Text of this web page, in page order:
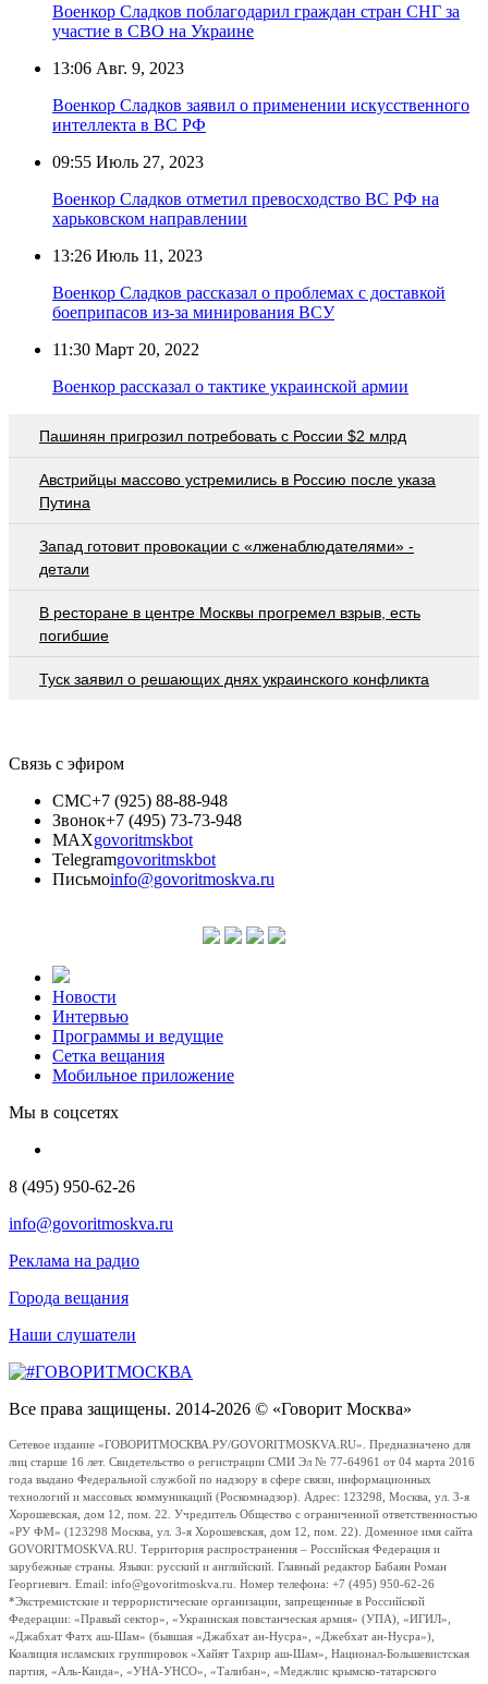
Военкор Сладков поблагодарил граждан стран СНГ за
участие в СВО на Украине
13:06 Авг. 9, 2023
Военкор Сладков заявил о применении искусственного
интеллекта в ВС РФ
09:55 Июль 27, 2023
Военкор Сладков отметил превосходство ВС РФ на
харьковском направлении
13:26 Июль 11, 2023
Военкор Сладков рассказал о проблемах с доставкой
боеприпасов из-за минирования ВСУ
11:30 Март 20, 2022
Военкор рассказал о тактике украинской армии
Пашинян пригрозил потребовать c России $2 млрд
Австрийцы массово устремились в Россию после указа
Путина
Запад готовит провокации с «лженаблюдателями» -
детали
В ресторане в центре Москвы прогремел взрыв, есть
погибшие
Туск заявил о решающих днях украинского конфликта
Связь с эфиром
СМС+7 (925) 88-88-948
Звонок+7 (495) 73-73-948
MAXgovoritmskbot
Telegramgovoritmskbot
Письмоinfo@govoritmoskva.ru
Новости
Интервью
Программы и ведущие
Сетка вещания
Мобильное приложение
Мы в соцсетях
8 (495) 950-62-26
info@govoritmoskva.ru
Реклама на радио
Города вещания
Наши слушатели
Все права защищены. 2014-2026 © «Говорит Москва»
Сетевое издание «ГОВОРИТМОСКВА.РУ/GOVORITMOSKVA.RU». Предназначено для
лиц старше 16 лет. Свидетельство о регистрации СМИ Эл № 77-64961 от 04 марта 2016
года выдано Федеральной службой по надзору в сфере связи, информационных
технологий и массовых коммуникаций (Роскомнадзор). Адрес: 123298, Москва, ул. 3-я
Хорошевская, дом 12, пом. 22. Учредитель Общество с ограниченной ответственностью
«РУ ФМ» (123298 Москва, ул. 3-я Хорошевская, дом 12, пом. 22). Доменное имя сайта
GOVORITMOSKVA.RU. Территория распространения – Российская Федерация и
зарубежные страны. Языки: русский и английский. Главный редактор Бабаян Роман
Георгиевич. Email: info@govoritmoskva.ru. Номер телефона: +7 (495) 950-62-26
*Экстремистские и террористические организации, запрещенные в Российской
Федерации: «Правый сектор», «Украинская повстанческая армия» (УПА), «ИГИЛ»,
«Джабхат Фатх аш-Шам» (бывшая «Джабхат ан-Нусра», «Джебхат ан-Нусра»),
Коалиция исламских группировок «Хайят Тахрир аш-Шам», Национал-Большевистская
партия, «Аль-Каида», «УНА-УНСО», «Талибан», «Меджлис крымско-татарского